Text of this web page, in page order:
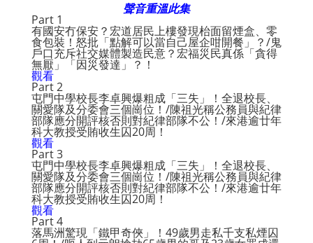
聲音重溫此集
Part 1
有國安冇保安？宏道居民上樓發現枱面留煙盒、零
食包裝！怒批「點解可以當自己屋企咁開餐」？/鬼
戶口充斥社交媒體製造民意？宏福災民真係「貪得
無厭」「因災發達」？！
觀看
Part 2
屯門中學校長李卓興爆粗成「三失」！全退校長、
關愛隊及分委會三個崗位！/陳祖光稱公務員與紀律
部隊應分開評核否則對紀律部隊不公！/來港逾廿年
科大教授受賄收生囚20周！
觀看
Part 3
屯門中學校長李卓興爆粗成「三失」！全退校長、
關愛隊及分委會三個崗位！/陳祖光稱公務員與紀律
部隊應分開評核否則對紀律部隊不公！/來港逾廿年
科大教授受賄收生囚20周！
觀看
Part 4
落馬洲驚現「鐵甲奇俠」！49歲男走私千支私煙囚